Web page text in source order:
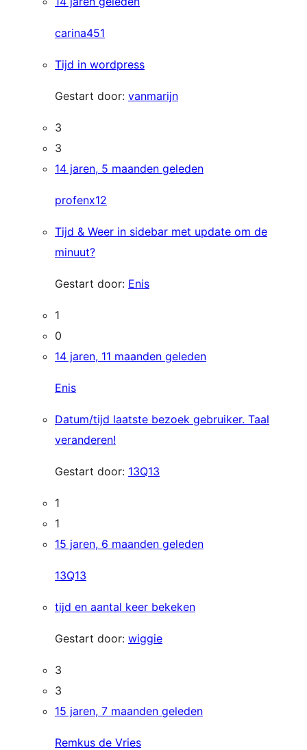
carina451
Tijd in wordpress
Gestart door: vanmarijn
3
3
14 jaren, 5 maanden geleden
profenx12
Tijd & Weer in sidebar met update om de
minuut?
Gestart door: Enis
1
0
14 jaren, 11 maanden geleden
Enis
Datum/tijd laatste bezoek gebruiker. Taal
veranderen!
Gestart door: 13Q13
1
1
15 jaren, 6 maanden geleden
13Q13
tijd en aantal keer bekeken
Gestart door: wiggie
3
3
15 jaren, 7 maanden geleden
Remkus de Vries